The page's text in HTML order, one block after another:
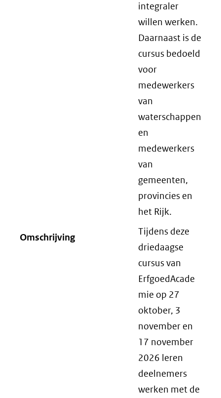
integraler
willen werken.
Daarnaast is de
cursus bedoeld
voor
medewerkers
van
waterschappen
en
medewerkers
van
gemeenten,
provincies en
het Rijk.
Omschrijving
Tijdens deze
driedaagse
cursus van
ErfgoedAcade
mie op 27
oktober, 3
november en
17 november
2026 leren
deelnemers
werken met de